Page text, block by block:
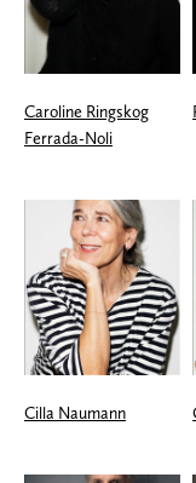
Caroline Ringskog
Ferrada-Noli
Cilla Naumann